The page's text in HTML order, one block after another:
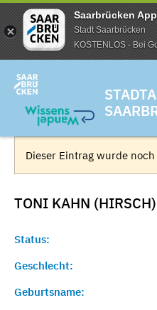
Saarbrücken App
Stadt Saarbrücken
KOSTENLOS - Bei
Dieser Eintrag wurde
TONI KAHN (HIRSCH)
Status:
Geschlecht:
Geburtsname: